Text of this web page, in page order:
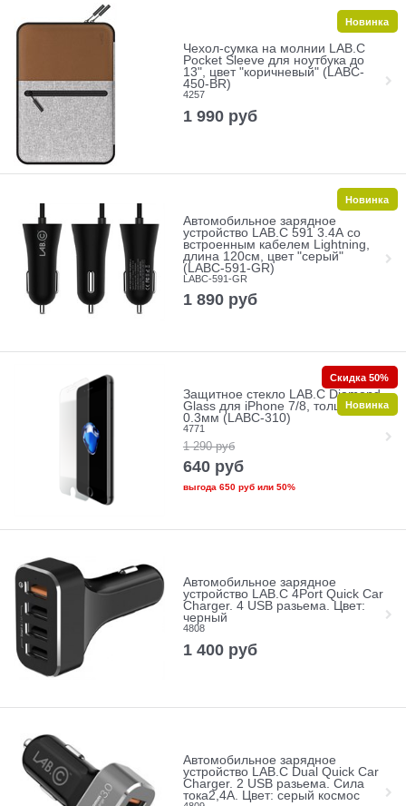
Чехол-сумка на молнии LAB.C
Pocket Sleeve для ноутбука до
13", цвет "коричневый" (LABC-
450-BR)
4257
1 990 руб
Новинка
Автомобильное зарядное
устройство LAB.C 591 3.4А со
встроенным кабелем Lightning,
длина 120см, цвет "серый"
(LABC-591-GR)
LABC-591-GR
1 890 руб
Новинка
Защитное стекло LAB.C Diamond
Glass для iPhone 7/8, толщина
0.3мм (LABC-310)
4771
1 290 руб
640 руб
выгода 650 рубили 50%
Скидка 50%
Новинка
Автомобильное зарядное
устройство LAB.C 4Port Quick Car
Charger. 4 USB разьема. Цвет:
черный
4808
1 400 руб
Автомобильное зарядное
устройство LAB.C Dual Quick Car
Charger. 2 USB разьема. Сила
тока2,4А. Цвет: серый космос